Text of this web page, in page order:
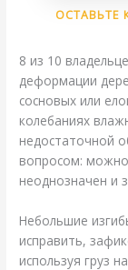
ОСТАВЬТЕ
8 из 10
деформации
сосновых или
колебаниях
недостаточной
вопросом:
неоднозначен и
Небольшие
исправить,
используя груз